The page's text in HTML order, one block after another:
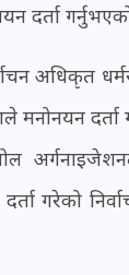
दर्ता
अधिकृत
मनोनयन
गरेको